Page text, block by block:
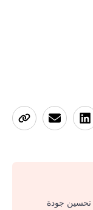
تحسين جودة